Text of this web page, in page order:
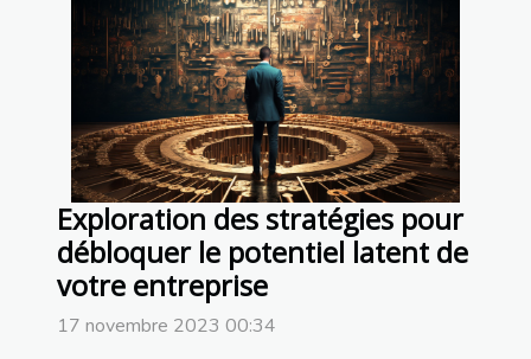
Exploration des stratégies pour
débloquer le potentiel latent de
votre entreprise
17 novembre 2023 00:34